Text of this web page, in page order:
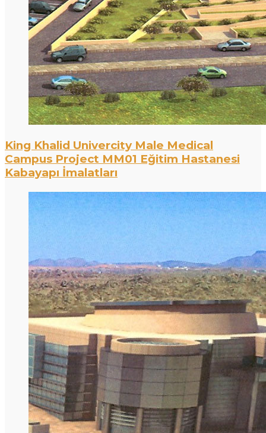
King Khalid Univercity Male Medical
Campus Project MM01 Eğitim Hastanesi
Kabayapı İmalatları